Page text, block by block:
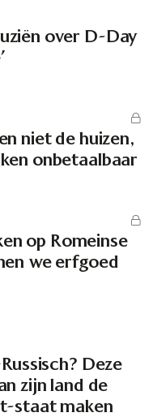
over D-Day
niet de huizen,
onbetaalbaar
op Romeinse
we erfgoed
Deze
zijn land de
staat maken